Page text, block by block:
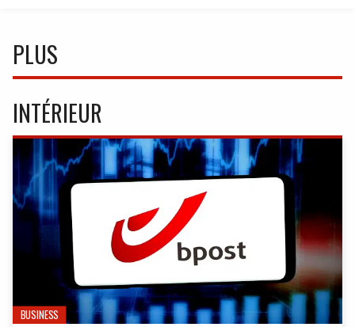
PLUS
INTÉRIEUR
BUSINESS